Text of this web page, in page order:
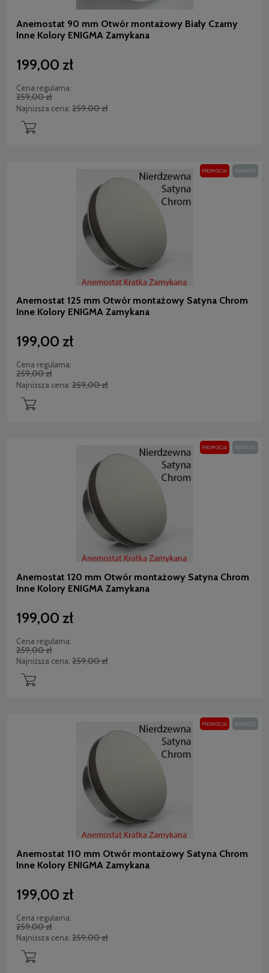
Anemostat 90 mm Otwór montażowy Biały Czarny
Inne Kolory ENIGMA Zamykana
199,00 zł
Cena regularna:
259,00 zł
Najniższa cena: 259,00 zł
Anemostat 125 mm Otwór montażowy Satyna Chrom
Inne Kolory ENIGMA Zamykana
199,00 zł
Cena regularna:
259,00 zł
Najniższa cena: 259,00 zł
PROMOCJA NOWOŚĆ
Anemostat 120 mm Otwór montażowy Satyna Chrom
Inne Kolory ENIGMA Zamykana
199,00 zł
Cena regularna:
259,00 zł
Najniższa cena: 259,00 zł
PROMOCJA NOWOŚĆ
Anemostat 110 mm Otwór montażowy Satyna Chrom
Inne Kolory ENIGMA Zamykana
199,00 zł
Cena regularna:
259,00 zł
Najniższa cena: 259,00 zł
PROMOCJA NOWOŚĆ